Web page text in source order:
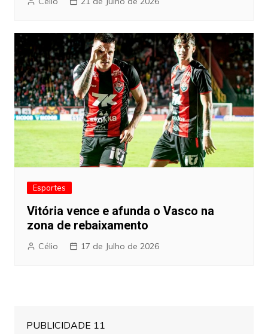
Esportes
Vitória vence e afunda o Vasco na
zona de rebaixamento
Célio 17 de Julho de 2026
PUBLICIDADE 11